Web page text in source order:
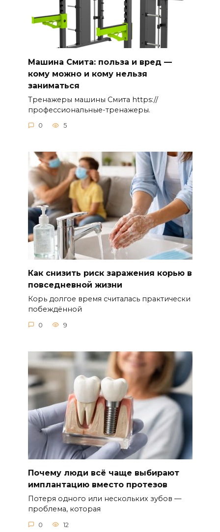
Машина Смита: польза и вред —
кому можно и кому нельзя
заниматься
Тренажеры машины Смита https://
профессиональные-тренажеры.
0 5
Как снизить риск заражения корью в
повседневной жизни
Корь долгое время считалась практически
побеждённой
0 9
Почему люди всё чаще выбирают
имплантацию вместо протезов
Потеря одного или нескольких зубов —
проблема, которая
0 12